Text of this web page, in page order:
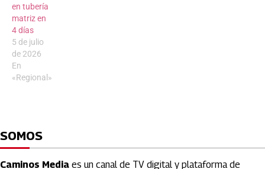
en tubería
matriz en
4 días
5 de julio
de 2026
En
«Regional»
SOMOS
Caminos Media es un canal de TV digital y plataforma de